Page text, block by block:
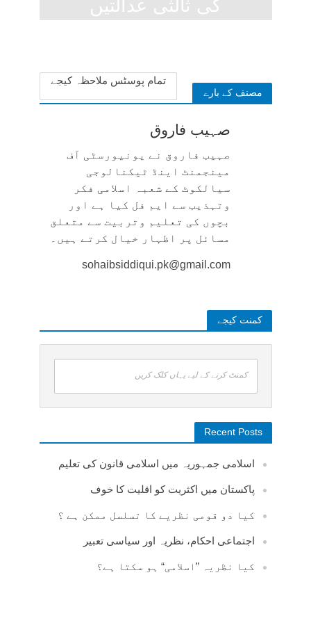
کی ثالثی عدالتیں
مصنف کے بارے
تمام پوسٹس ملاحظہ کیجے
صہیب فاروق
صہیب فاروق نے یونیورسٹی آف
مینجمنٹ اینڈ ٹیکنالوجی
سیالکوٹ کے شعبہ اسلامی فکر
وتہذیب سے ایم فل کیا ہے اور
بچوں کی تعلیم وتربیت سے متعلق
مسائل پر اظہار خیال کرتے ہیں۔
sohaibsiddiqui.pk@gmail.com
کمنت کیجے
کمنٹ کرنے کے لیے یہاں کلک کریں
Recent Posts
اسلامی جمہوریہ میں اسلامی قانون کی تعلیم
پاکستان میں اکثریت کو اقلیت کا خوف
کیا دو قومی نظریے کا تسلسل ممکن ہے ؟
اجتماعی احکام، نظریہ اور سیاسی تعبیر
کیا نظریہ ”اسلامی“ ہو سکتا ہے؟